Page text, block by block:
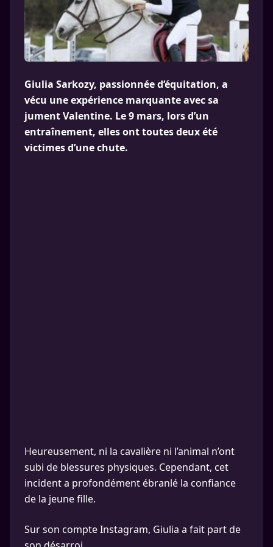
Giulia Sarkozy, passionnée d’équitation, a
vécu une expérience marquante avec sa
jument Valentine. Le 9 mars, lors d’un
entraînement, elles ont toutes deux été
victimes d’une chute.
Heureusement, ni la cavalière ni l’animal n’ont
subi de blessures physiques. Cependant, cet
incident a profondément ébranlé la confiance
de la jeune fille.
Sur son compte Instagram, Giulia a fait part de